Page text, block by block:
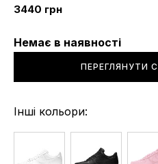
3440 грн
Немає в наявності
ПЕРЕГЛЯНУТИ
Інші кольори: